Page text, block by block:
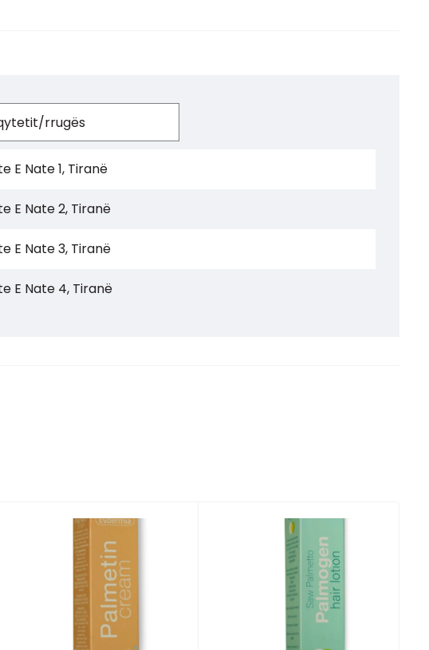
E Nate 1, Tiranë
E Nate 2, Tiranë
E Nate 3, Tiranë
E Nate 4, Tiranë
E Nate 8, Tiranë
E Nate 10, Tiranë
E Nate 13, Tiranë
E Nate 14, Tiranë